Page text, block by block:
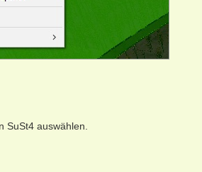
SuSt4 auswählen.